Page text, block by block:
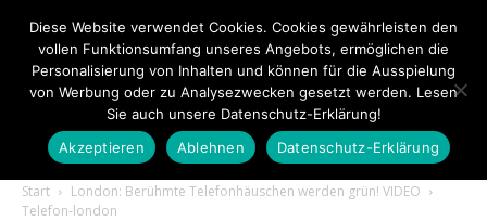
Touristiknews.de
Start
London: Berühmte Telefonhäuschen werden grün! VIDEO
Telefon-london
Diese Website verwendet Cookies. Cookies gewährleisten den
vollen Funktionsumfang unseres Angebots, ermöglichen die
Personalisierung von Inhalten und können für die Ausspielung
von Werbung oder zu Analysezwecken gesetzt werden. Lesen
Sie auch unsere Datenschutz-Erklärung!
Akzeptieren
Ablehnen Datenschutz-Erklärung